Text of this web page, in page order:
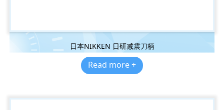
日本NIKKEN 日研减震刀柄
Read more +